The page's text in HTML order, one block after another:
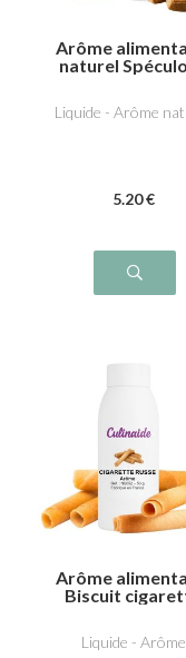
Arôme
naturel
Liquide - Arôme
5.20 €
Arôme
Biscuit
Liquide - Arôme